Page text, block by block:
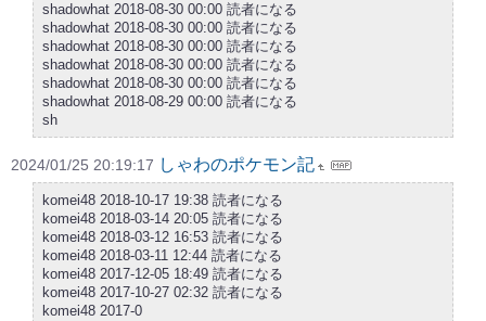
shadowhat 2018-08-30 00:00 読者になる
shadowhat 2018-08-30 00:00 読者になる
shadowhat 2018-08-30 00:00 読者になる
shadowhat 2018-08-30 00:00 読者になる
shadowhat 2018-08-30 00:00 読者になる
shadowhat 2018-08-29 00:00 読者になる
sh
2024/01/25 20:19:17 しゃわのポケモン記
komei48 2018-10-17 19:38 読者になる
komei48 2018-03-14 20:05 読者になる
komei48 2018-03-12 16:53 読者になる
komei48 2018-03-11 12:44 読者になる
komei48 2017-12-05 18:49 読者になる
komei48 2017-10-27 02:32 読者になる
komei48 2017-0